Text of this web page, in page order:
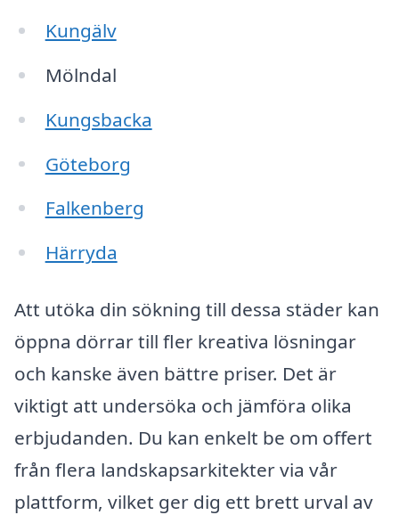
Kungälv
Mölndal
Kungsbacka
Göteborg
Falkenberg
Härryda
Att utöka din sökning till dessa städer kan
öppna dörrar till fler kreativa lösningar
och kanske även bättre priser. Det är
viktigt att undersöka och jämföra olika
erbjudanden. Du kan enkelt be om offert
från flera landskapsarkitekter via vår
plattform, vilket ger dig ett brett urval av